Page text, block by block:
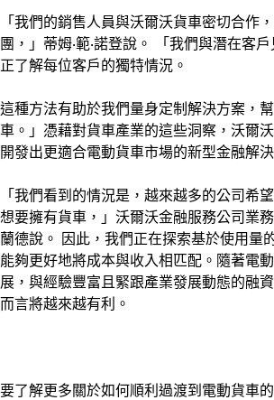
「我們的銷售人員與沃爾沃貨車密切合作
團，」蒂姆·範·諾登說。 「我們與潛在客
正了解每位客戶的獨特情況。
這種方法有助於我們量身定制解決方案，
車。」憑藉對貨車產業的這些洞察，沃爾
開發出更適合電動貨車市場的新型金融解決
「我們看到的情況是，越來越多的公司希
想要擁有貨車，」沃爾沃金融服務公司業
蘭德說。 因此，我們正在探索基於使用量
能夠更好地將成本與收入相匹配。隨著電
展，與經驗豐富且緊跟產業發展動態的融
而言將越來越有利。
要了解更多關於如何順利過渡到電動貨車